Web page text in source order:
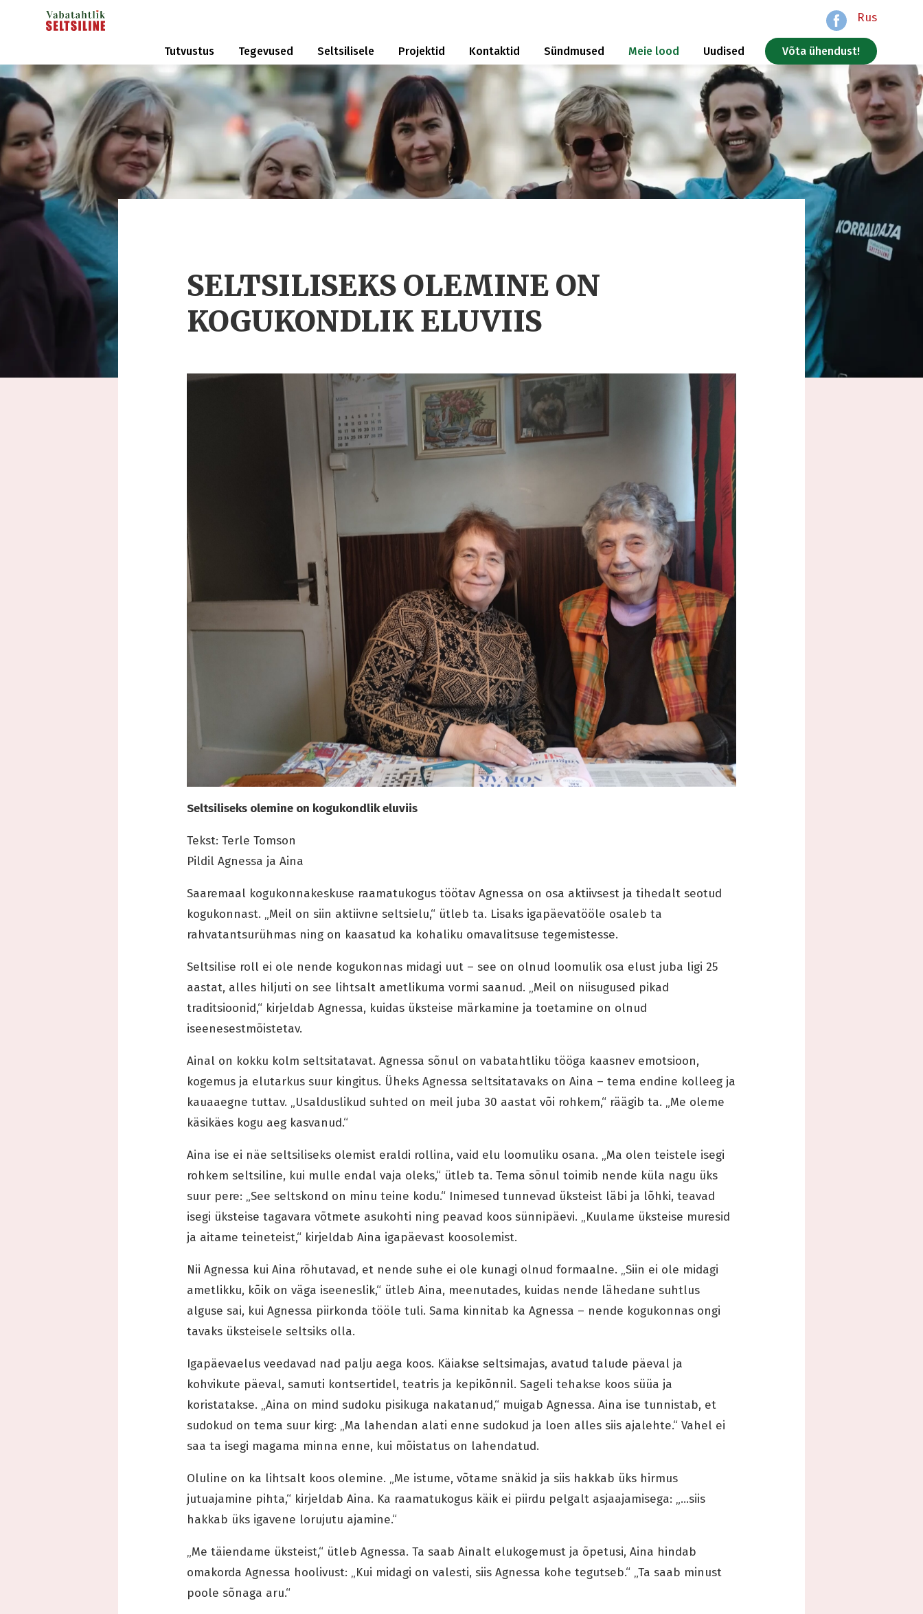
Rus
Tutvustus Tegevused Seltsilisele Projektid Kontaktid Sündmused Meie lood Uudised Võta ühendust!
SELTSILISEKS OLEMINE ON
KOGUKONDLIK ELUVIIS
Seltsiliseks olemine on kogukondlik eluviis
Tekst: Terle Tomson
Pildil Agnessa ja Aina
Saaremaal kogukonnakeskuse raamatukogus töötav Agnessa on osa aktiivsest ja tihedalt seotud
kogukonnast. „Meil on siin aktiivne seltsielu,“ ütleb ta. Lisaks igapäevatööle osaleb ta
rahvatantsurühmas ning on kaasatud ka kohaliku omavalitsuse tegemistesse.
Seltsilise roll ei ole nende kogukonnas midagi uut – see on olnud loomulik osa elust juba ligi 25
aastat, alles hiljuti on see lihtsalt ametlikuma vormi saanud. „Meil on niisugused pikad
traditsioonid,“ kirjeldab Agnessa, kuidas üksteise märkamine ja toetamine on olnud
iseenesestmõistetav.
Ainal on kokku kolm seltsitatavat. Agnessa sõnul on vabatahtliku tööga kaasnev emotsioon,
kogemus ja elutarkus suur kingitus. Üheks Agnessa seltsitatavaks on Aina – tema endine kolleeg ja
kauaaegne tuttav. „Usalduslikud suhted on meil juba 30 aastat või rohkem,“ räägib ta. „Me oleme
käsikäes kogu aeg kasvanud.“
Aina ise ei näe seltsiliseks olemist eraldi rollina, vaid elu loomuliku osana. „Ma olen teistele isegi
rohkem seltsiline, kui mulle endal vaja oleks,“ ütleb ta. Tema sõnul toimib nende küla nagu üks
suur pere: „See seltskond on minu teine kodu.“ Inimesed tunnevad üksteist läbi ja lõhki, teavad
isegi üksteise tagavara võtmete asukohti ning peavad koos sünnipäevi. „Kuulame üksteise muresid
ja aitame teineteist,“ kirjeldab Aina igapäevast koosolemist.
Nii Agnessa kui Aina rõhutavad, et nende suhe ei ole kunagi olnud formaalne. „Siin ei ole midagi
ametlikku, kõik on väga iseeneslik,“ ütleb Aina, meenutades, kuidas nende lähedane suhtlus
alguse sai, kui Agnessa piirkonda tööle tuli. Sama kinnitab ka Agnessa – nende kogukonnas ongi
tavaks üksteisele seltsiks olla.
Igapäevaelus veedavad nad palju aega koos. Käiakse seltsimajas, avatud talude päeval ja
kohvikute päeval, samuti kontsertidel, teatris ja kepikõnnil. Sageli tehakse koos süüa ja
koristatakse. „Aina on mind sudoku pisikuga nakatanud,“ muigab Agnessa. Aina ise tunnistab, et
sudokud on tema suur kirg: „Ma lahendan alati enne sudokud ja loen alles siis ajalehte.“ Vahel ei
saa ta isegi magama minna enne, kui mõistatus on lahendatud.
Oluline on ka lihtsalt koos olemine. „Me istume, võtame snäkid ja siis hakkab üks hirmus
jutuajamine pihta,“ kirjeldab Aina. Ka raamatukogus käik ei piirdu pelgalt asjaajamisega: „…siis
hakkab üks igavene lorujutu ajamine.“
„Me täiendame üksteist,“ ütleb Agnessa. Ta saab Ainalt elukogemust ja õpetusi, Aina hindab
omakorda Agnessa hoolivust: „Kui midagi on valesti, siis Agnessa kohe tegutseb.“ „Ta saab minust
poole sõnaga aru.“